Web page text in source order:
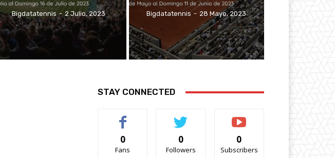
Bigdatatennis - 2 Julio, 2023 Bigdatatennis - 28 Mayo, 2023
STAY CONNECTED
0
Fans
0
Followers
0
Subscribers